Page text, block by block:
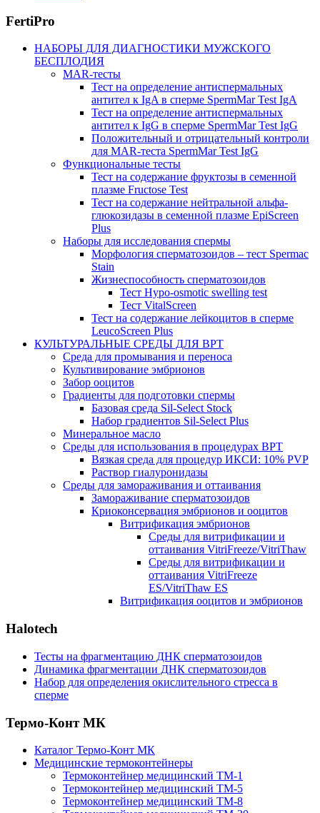
FertiPro
НАБОРЫ ДЛЯ ДИАГНОСТИКИ МУЖСКОГО
БЕСПЛОДИЯ
MAR-тесты
Тест на определение антиспермальных
антител к IgA в сперме SpermMar Test IgA
Тест на определение антиспермальных
антител к IgG в сперме SpermMar Test IgG
Положительный и отрицательный контроли
для MAR-теста SpermMar Test IgG
Функциональные тесты
Тест на содержание фруктозы в семенной
плазме Fructose Test
Тест на содержание нейтральной альфа-
глюкозидазы в семенной плазме EpiScreen
Plus
Наборы для исследования спермы
Морфология сперматозоидов – тест Spermac
Stain
Жизнеспособность сперматозоидов
Тест Hypo-osmotic swelling test
Тест VitalScreen
Тест на содержание лейкоцитов в сперме
LeucoScreen Plus
КУЛЬТУРАЛЬНЫЕ СРЕДЫ ДЛЯ ВРТ
Среда для промывания и переноса
Культивирование эмбрионов
Забор ооцитов
Градиенты для подготовки спермы
Базовая среда Sil-Select Stock
Набор градиентов Sil-Select Plus
Минеральное масло
Среды для использования в процедурах ВРТ
Вязкая среда для процедур ИКСИ: 10% PVP
Раствор гиалуронидазы
Среды для замораживания и оттаивания
Замораживание сперматозоидов
Криоконсервация эмбрионов и ооцитов
Витрификация эмбрионов
Среды для витрификации и
оттаивания VitriFreeze/VitriThaw
Среды для витрификации и
оттаивания VitriFreeze
ES/VitriThaw ES
Витрификация ооцитов и эмбрионов
Halotech
Тесты на фрагментацию ДНК сперматозоидов
Динамика фрагментации ДНК сперматозоидов
Набор для определения окислительного стресса в
сперме
Термо-Конт МК
Каталог Термо-Конт МК
Медицинские термоконтейнеры
Термоконтейнер медицинский ТМ-1
Термоконтейнер медицинский ТМ-5
Термоконтейнер медицинский ТМ-8